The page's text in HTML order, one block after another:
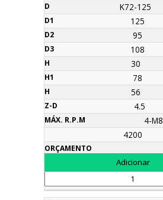
K72-125
125
95
108
30
78
56
4.5
4-M8
4200